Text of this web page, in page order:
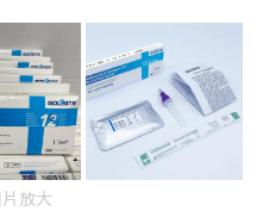
放大